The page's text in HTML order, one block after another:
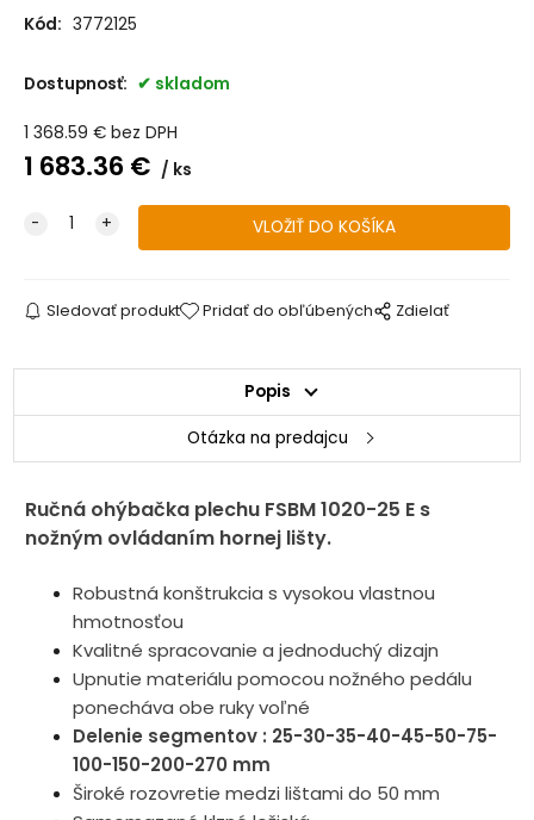
Kód: 3772125
Dostupnosť: skladom
1 368.59 € bez DPH
1 683.36 € ks
Sledovať produkt Pridať do obľúbených Zdielať
Popis
Otázka na predajcu
Ručná ohýbačka plechu FSBM 1020-25 E s
nožným ovládaním hornej lišty.
Robustná konštrukcia s vysokou vlastnou
hmotnosťou
Kvalitné spracovanie a jednoduchý dizajn
Upnutie materiálu pomocou nožného pedálu
ponecháva obe ruky voľné
Delenie segmentov : 25-30-35-40-45-50-75-
100-150-200-270 mm
Široké rozovretie medzi lištami do 50 mm